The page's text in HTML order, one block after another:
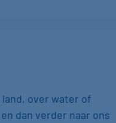
over water of
dan verder naar ons